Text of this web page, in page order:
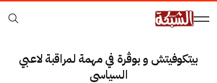
بيتكوفيتش و بوڨرة في مهمة لمراقبة لاعبي
السياسي